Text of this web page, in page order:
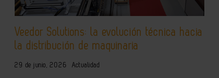
Veedor Solutions: la evolución técnica hacia
la distribución de maquinaria
29 de junio, 2026 Actualidad